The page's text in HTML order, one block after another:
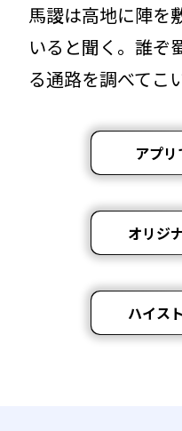
馬謖は高地に陣を
いると聞く。誰ぞ
る通路を調べてこい
アプ
オリジ
ハイス